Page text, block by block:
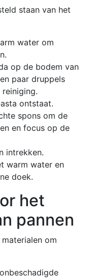
staan van het
water om
op de bodem van
paar druppels
ontstaat.
spons om de
en focus op de
intrekken.
warm water en
doek.
het
pannen
om